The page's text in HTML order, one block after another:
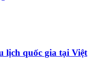
lịch quốc gia tại Việt